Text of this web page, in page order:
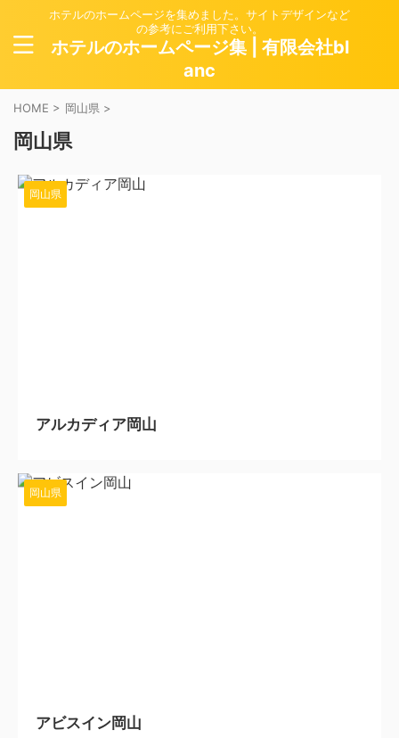
ホテルのホームページを集めました。サイトデザインなど
の参考にご利用下さい。
ホテルのホームページ集 | 有限会社bl
anc
HOME > 岡山県 >
岡山県
岡山県
アルカディア岡山
岡山県
アビスイン岡山